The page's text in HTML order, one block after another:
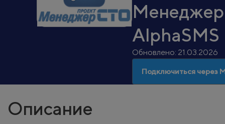
AlphaSMS
Обновлено: 21.03.2026
Подключиться
Описание